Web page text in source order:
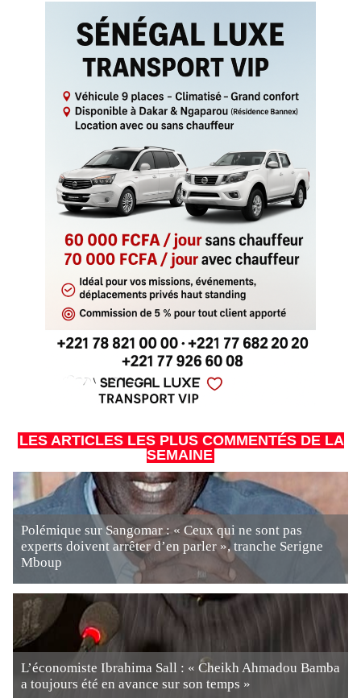
LES ARTICLES LES PLUS COMMENTÉS DE LA
SEMAINE
Polémique sur Sangomar : « Ceux qui ne sont pas
experts doivent arrêter d’en parler », tranche Serigne
Mboup
L’économiste Ibrahima Sall : « Cheikh Ahmadou Bamba
a toujours été en avance sur son temps »